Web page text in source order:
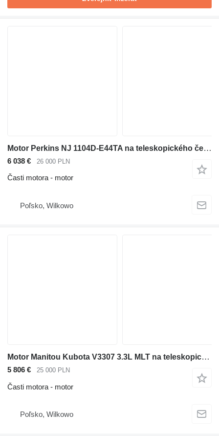
Motor Perkins NJ 1104D-E44TA na teleskopického čelného nakladača Manitou MLT 735
6 038 € 26 000 PLN
Časti motora - motor
Poľsko, Wilkowo
Motor Manitou Kubota V3307 3.3L MLT na teleskopického čelného nakladača
5 806 € 25 000 PLN
Časti motora - motor
Poľsko, Wilkowo